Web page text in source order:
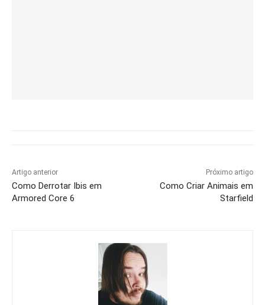
Artigo anterior
Como Derrotar Ibis em
Armored Core 6
Próximo artigo
Como Criar Animais em
Starfield